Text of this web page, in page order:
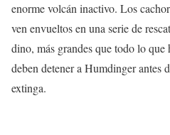
enorme volcán inactivo. Los
ven envueltos en una serie de
dino, más grandes que todo lo que
deben detener a Humdinger antes
extinga.